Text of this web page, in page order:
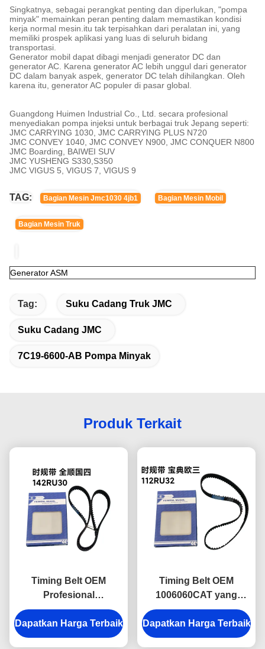
Singkatnya, sebagai perangkat penting dan diperlukan, "pompa
minyak" memainkan peran penting dalam memastikan kondisi
kerja normal mesin.itu tak terpisahkan dari peralatan ini, yang
memiliki prospek aplikasi yang luas di seluruh bidang
transportasi.
Generator mobil dapat dibagi menjadi generator DC dan
generator AC. Karena generator AC lebih unggul dari generator
DC dalam banyak aspek, generator DC telah dihilangkan. Oleh
karena itu, generator AC populer di pasar global.
Guangdong Huimen Industrial Co., Ltd . secara profesional
menyediakan pompa injeksi untuk berbagai truk Jepang seperti:
JMC CARRYING 1030, JMC CARRYING PLUS N720
JMC CONVEY 1040, JMC CONVEY N900, JMC CONQUER N800
JMC Boarding, BAIWEI SUV
JMC YUSHENG S330,S350
JMC VIGUS 5, VIGUS 7, VIGUS 9
TAG: Bagian Mesin Jmc1030 4jb1 Bagian Mesin Mobil
Bagian Mesin Truk
Generator ASM
Tag: Suku Cadang Truk JMC
Suku Cadang JMC
7C19-6600-AB Pompa Minyak
Produk Terkait
Timing Belt OEM
Profesional
1006060TARE1 142T
untuk Mesin Diesel JMC
Transit Euro 4,
Dapatkan Harga Terbaik
Timing Belt OEM
1006060CAT yang
Direkayasa dengan
Presisi untuk Sistem
Diesel JMC Baodian
Dapatkan Harga Terbaik